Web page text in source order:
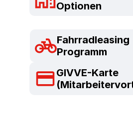
Optionen
Fahrradleasing
Programm
GIVVE-Karte